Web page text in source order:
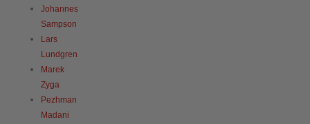
Johannes
Sampson
Lars
Lundgren
Marek
Zyga
Pezhman
Madani